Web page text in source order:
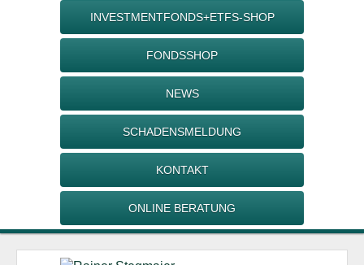
INVESTMENTFONDS+ETFS-SHOP
FONDSSHOP
NEWS
SCHADENSMELDUNG
KONTAKT
ONLINE BERATUNG